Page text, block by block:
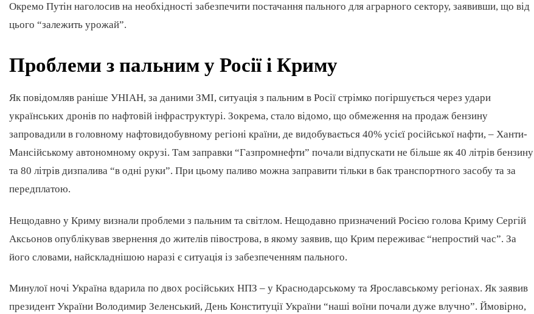
Окремо Путін наголосив на необхідності забезпечити постачання пального для аграрного сектору, заявивши, що від
цього “залежить урожай”.
Проблеми з пальним у Росії і Криму
Як повідомляв раніше УНІАН, за даними ЗМІ, ситуація з пальним в Росії стрімко погіршується через удари
українських дронів по нафтовій інфраструктурі. Зокрема, стало відомо, що обмеження на продаж бензину
запровадили в головному нафтовидобувному регіоні країни, де видобувається 40% усієї російської нафти, – Ханти-
Мансійському автономному окрузі. Там заправки “Газпромнефти” почали відпускати не більше як 40 літрів бензину
та 80 літрів дизпалива “в одні руки”. При цьому паливо можна заправити тільки в бак транспортного засобу та за
передплатою.
Нещодавно у Криму визнали проблеми з пальним та світлом. Нещодавно призначений Росією голова Криму Сергій
Аксьонов опублікував звернення до жителів півострова, в якому заявив, що Крим переживає “непростий час”. За
його словами, найскладнішою наразі є ситуація із забезпеченням пального.
Минулої ночі Україна вдарила по двох російських НПЗ – у Краснодарському та Ярославському регіонах. Як заявив
президент України Володимир Зеленський, День Конституції України “наші воїни почали дуже влучно”. Ймовірно,